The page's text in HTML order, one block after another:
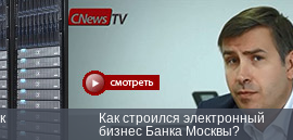
Как строился электронный
бизнес Банка Москвы?